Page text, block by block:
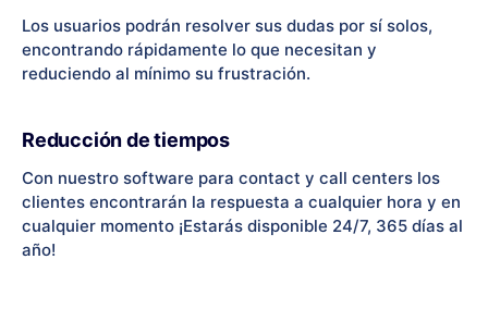
Los usuarios podrán resolver sus dudas por sí solos,
encontrando rápidamente lo que necesitan y
reduciendo al mínimo su frustración.
Reducción de tiempos
Con nuestro software para contact y call centers los
clientes encontrarán la respuesta a cualquier hora y en
cualquier momento ¡Estarás disponible 24/7, 365 días al
año!